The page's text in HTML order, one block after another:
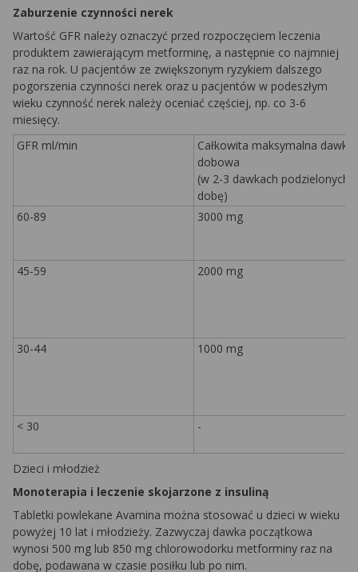
Zaburzenie czynności nerek
Wartość GFR należy oznaczyć przed rozpoczęciem leczenia
produktem zawierającym metforminę, a następnie co najmniej
raz na rok. U pacjentów ze zwiększonym ryzykiem dalszego
pogorszenia czynności nerek oraz u pacjentów w podeszłym
wieku czynność nerek należy oceniać częściej, np. co 3-6
miesięcy.
GFR ml/min
Całkowita maksymalna dawka
dobowa
(w 2-3 dawkach podzielonych
dobę)
60-89
3000 mg
45-59 2000 mg
30-44 1000 mg
< 30 -
Dzieci i młodzież
Monoterapia i leczenie skojarzone z insuliną
Tabletki powlekane Avamina można stosować u dzieci w wieku
powyżej 10 lat i młodzieży. Zazwyczaj dawka początkowa
wynosi 500 mg lub 850 mg chlorowodorku metforminy raz na
dobę, podawana w czasie posiłku lub po nim.